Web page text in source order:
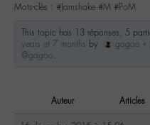
Mots-clés : #Jamshake #M #PoM
This topic has 13 réponses, 5
years et 7 months by
gagoo «
@gagoo.
Auteur Articles